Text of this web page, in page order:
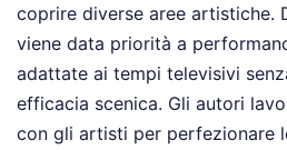
coprire diverse aree artistiche.
viene data priorità a
adattate ai tempi televisivi
efficacia scenica. Gli autori
con gli artisti per perfezionare